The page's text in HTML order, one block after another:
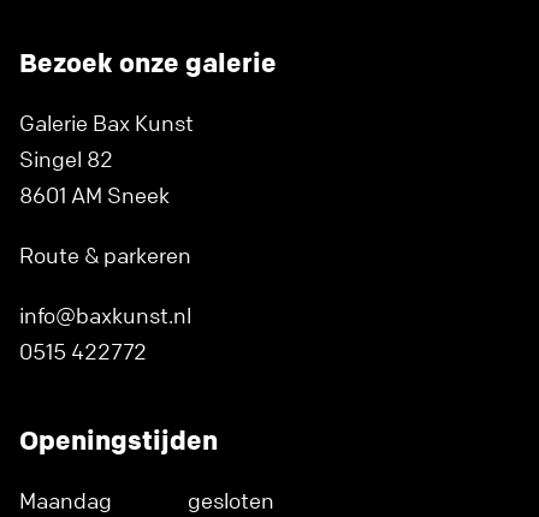
Bezoek onze galerie
Galerie Bax Kunst
Singel 82
8601 AM Sneek
Route & parkeren
info@baxkunst.nl
0515 422772
Openingstijden
Maandag
gesloten